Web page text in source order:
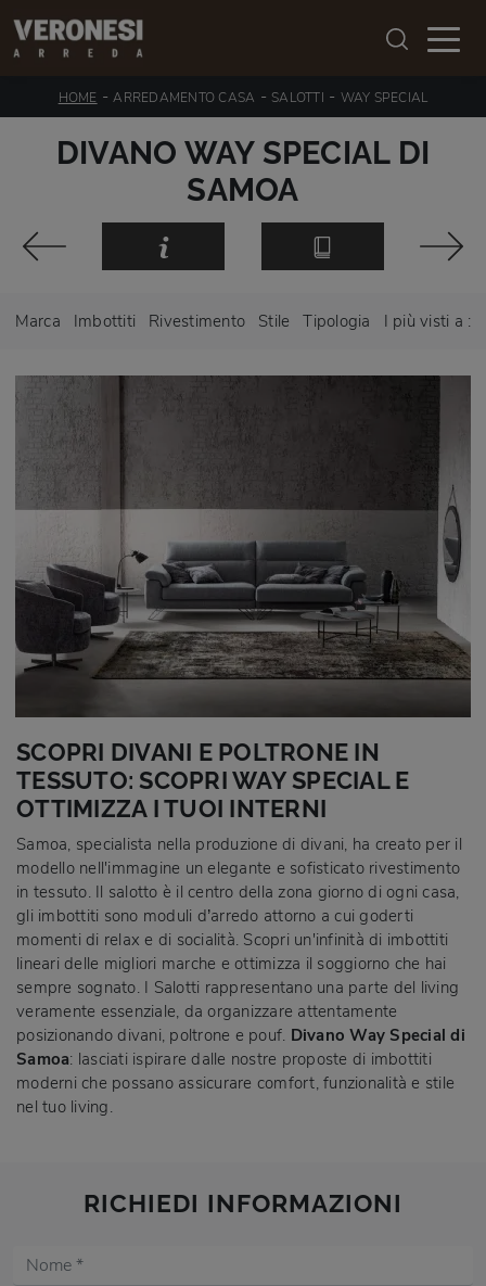
HOME -ARREDAMENTO CASA - SALOTTI - WAY SPECIAL
DIVANO WAY SPECIAL DI
SAMOA
Marca Imbottiti Rivestimento Stile Tipologia I più visti a :
SCOPRI DIVANI E POLTRONE IN
TESSUTO: SCOPRI WAY SPECIAL E
OTTIMIZZA I TUOI INTERNI
Samoa, specialista nella produzione di divani, ha creato per il
modello nell'immagine un elegante e sofisticato rivestimento
in tessuto. Il salotto è il centro della zona giorno di ogni casa,
gli imbottiti sono moduli d’arredo attorno a cui goderti
momenti di relax e di socialità. Scopri un'infinità di imbottiti
lineari delle migliori marche e ottimizza il soggiorno che hai
sempre sognato. I Salotti rappresentano una parte del living
veramente essenziale, da organizzare attentamente
posizionando divani, poltrone e pouf. Divano Way Special di
Samoa: lasciati ispirare dalle nostre proposte di imbottiti
moderni che possano assicurare comfort, funzionalità e stile
nel tuo living.
RICHIEDI INFORMAZIONI